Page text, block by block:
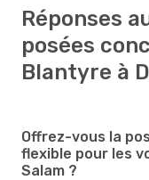
Réponses
posées
Blantyre à
Offrez-vous la
flexible pour les
Salam ?